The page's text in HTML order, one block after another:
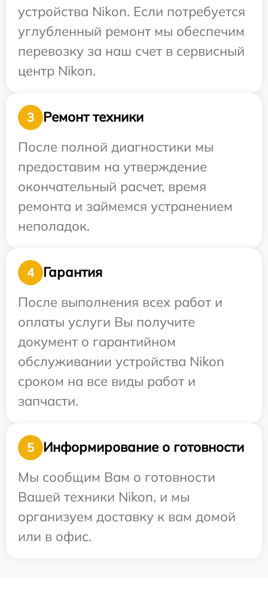
устройства Nikon. Если потребуется
углубленный ремонт мы обеспечим
перевозку за наш счет в сервисный
центр Nikon.
3
Ремонт техники
После полной диагностики мы
предоставим на утверждение
окончательный расчет, время
ремонта и займемся устранением
неполадок.
4
Гарантия
После выполнения всех работ и
оплаты услуги Вы получите
документ о гарантийном
обслуживании устройства Nikon
сроком на все виды работ и
запчасти.
5
Информирование о готовности
Мы сообщим Вам о готовности
Вашей техники Nikon, и мы
организуем доставку к вам домой
или в офис.